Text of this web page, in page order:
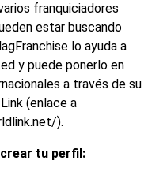
franquiciadores
estar buscando
lo ayuda a
y puede ponerlo en
a través de su
(enlace a
).
tu perfil: